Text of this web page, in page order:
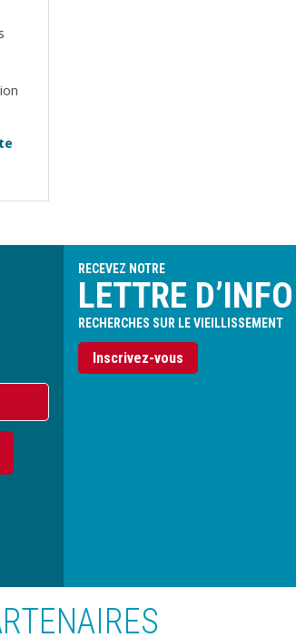
RECEVEZ NOTRE
LETTRE D’INFO
RECHERCHES SUR LE VIEILLISSEMENT
Inscrivez-vous